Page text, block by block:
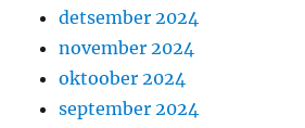
detsember 2024
november 2024
oktoober 2024
september 2024